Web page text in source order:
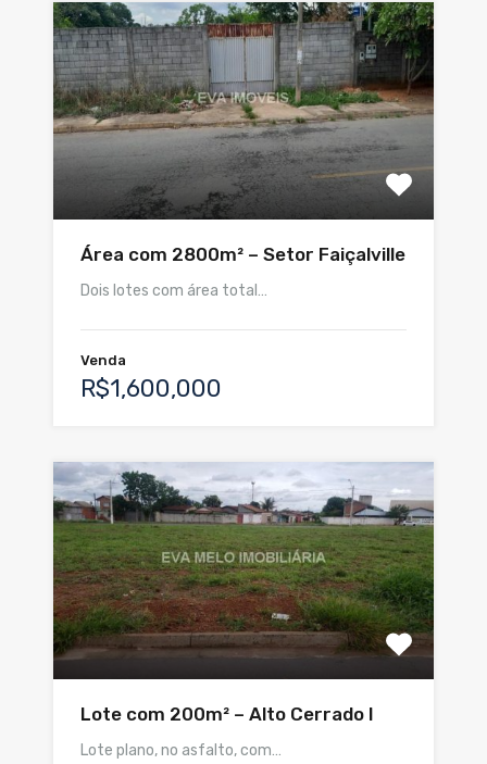
Área com 2800m² – Setor Faiçalville
Dois lotes com área total…
Venda
R$1,600,000
Lote com 200m² – Alto Cerrado I
Lote plano, no asfalto, com…